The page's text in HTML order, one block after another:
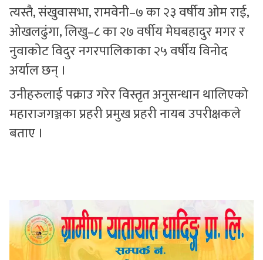
त्यस्तै, संखुवासभा, रामवेनी–७ का २३ वर्षीय ओम राई,
ओखलढुंगा, लिखु–८ का २७ वर्षीय मेघबहादुर मगर र
नुवाकोट विदुर नगरपालिकाका २५ वर्षीय विनोद
अर्याल छन् ।
उनीहरुलाई पक्राउ गरेर विस्तृत अनुसन्धान थालिएको
महाराजगञ्जका प्रहरी प्रमुख प्रहरी नायब उपरीक्षकले
बताए ।